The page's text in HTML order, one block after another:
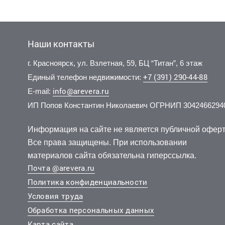
1 900 000 руб. 146 154 руб./м2
Продажа 13 м гараж/парк.место
Советский, Алексеева улица 93
2 300
Продажа
16 705 руб./мес.
Аренда 25.7 м офис
Железнодорожный, Маерчака улица 8
13
Аренда
Наши контакты
г. Красноярск, ул. Взлетная, 59, БЦ “Титан”, 6 этаж
Единый телефон недвижимости: +7 (391) 290-44-88
E-mail: info@arevera.ru
ИП Попов Константин Николаевич ОГРНИП
Информация на сайте не является публичной
Все права защищены. При использовании
материалов сайта обязательна гиперссылка.
Почта @arevera.ru
Политика конфиденциальности
Условия труда
Обработка персональных данных